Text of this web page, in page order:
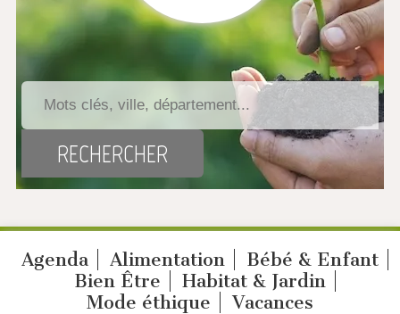
Agenda Alimentation
Bébé & Enfant
Bien Être
Habitat & Jardin
Mode éthique
Vacances